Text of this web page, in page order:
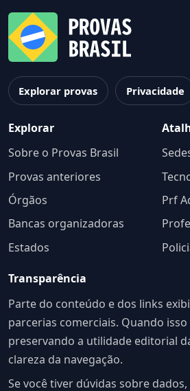
Explorar provas Privacidade
Explorar
Sobre o Provas Brasil
Provas anteriores
Órgãos
Bancas organizadoras
Estados
Prf
Transparência
Parte do conteúdo e dos links
parcerias comerciais. Quando
preservando a utilidade editorial
clareza da navegação.
Se você tiver dúvidas sobre